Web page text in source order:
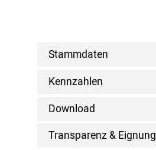
Stammdaten
Kennzahlen
Download
Transparenz & Eignung